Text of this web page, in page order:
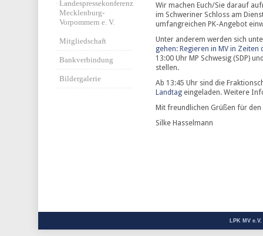
Landespressekonferenz
Mecklenburg-
Vorpommern e. V.
Mitgliedschaft
Bankverbindung
Bildergalerie
Wir machen Euch/Sie darauf
im Schweriner Schloss am
umfangreichen PK-Angebot
Unter anderem werden sich
gehen: Regieren in MV in Zeiten
13:00 Uhr MP Schwesig (SDP)
stellen.
Ab 13:45 Uhr sind die
Landtag eingeladen. Weitere
Mit freundlichen Grüßen für den
Silke Hasselmann
LPK MV e.V.